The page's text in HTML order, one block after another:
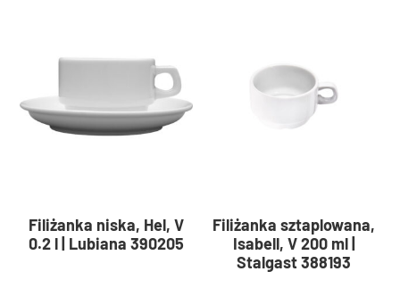
Filiżanka niska, Hel, V
0.2 l | Lubiana 390205
Filiżanka sztaplowana,
Isabell, V 200 ml |
Stalgast 388193